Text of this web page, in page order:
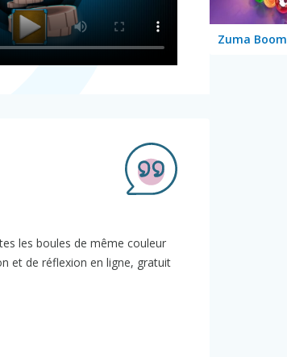
les boules de même couleur
et de réflexion en ligne, gratuit
Zuma Boom